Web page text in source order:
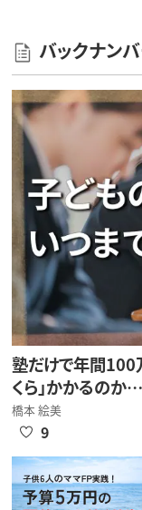
バックナン
塾だけで年間100
くら」かかるのか…
橋本 絵美
9